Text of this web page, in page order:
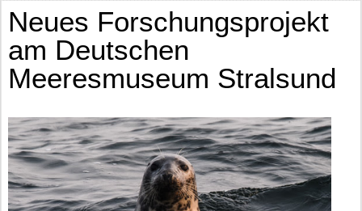
STRALSUND
Neues Forschungsprojekt
am Deutschen
Meeresmuseum Stralsund